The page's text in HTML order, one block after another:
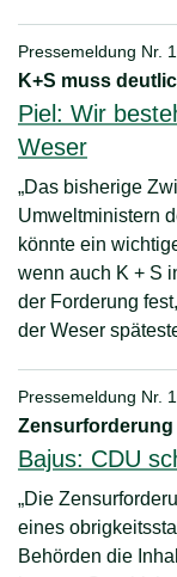
Pressemeldung Nr.
K+S muss
Piel: Wir
Weser
„Das bisherige
Umweltministern
könnte ein
wenn auch K + S
der Forderung
der Weser
Pressemeldung Nr.
Bajus: CDU
„Die
eines
Behörden die